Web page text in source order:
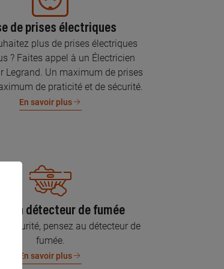
de prises électriques
plus de prises électriques
? Faites appel à un Électricien
Legrand. Un maximum de prises
de praticité et de sécurité.
En savoir plus
d’un détecteur de fumée
sécurité, pensez au détecteur de
fumée.
En savoir plus